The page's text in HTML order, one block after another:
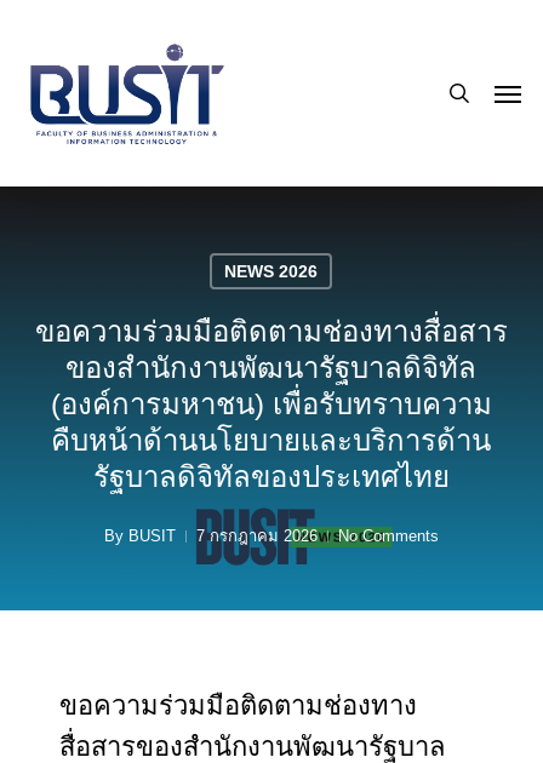
main
content
NEWS 2026
ขอความร่วมมือติดตามช่องทางสื่อสาร
ของสำนักงานพัฒนารัฐบาลดิจิทัล
(องค์การมหาชน) เพื่อรับทราบความ
คืบหน้าด้านนโยบายและบริการด้าน
รัฐบาลดิจิทัลของประเทศไทย
By BUSIT 7 กรกฎาคม 2026 No Comments
ขอความร่วมมือติดตามช่องทาง
สื่อสารของสำนักงานพัฒนารัฐบาล